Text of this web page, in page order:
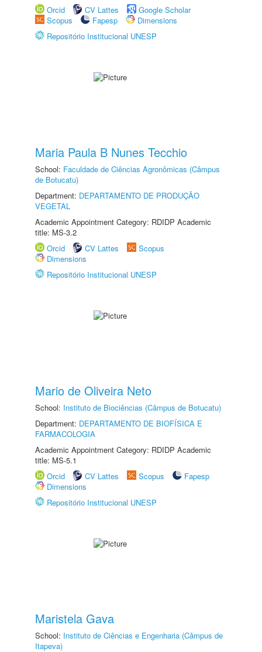
Orcid CV Lattes
Google Scholar
Scopus
Fapesp
Dimensions
Repositório Institucional UNESP
Maria Paula B Nunes Tecchio
School: Faculdade de Ciências Agronômicas (Câmpus
de Botucatu)
Department: DEPARTAMENTO DE PRODUÇÃO
VEGETAL
Academic Appointment Category: RDIDP Academic
title: MS-3.2
Orcid
CV Lattes
Scopus
Dimensions
Repositório Institucional UNESP
Mario de Oliveira Neto
School: Instituto de Biociências (Câmpus de Botucatu)
Department: DEPARTAMENTO DE BIOFÍSICA E
FARMACOLOGIA
Academic Appointment Category: RDIDP Academic
title: MS-5.1
Orcid
CV Lattes Scopus
Fapesp
Dimensions
Repositório Institucional UNESP
Maristela Gava
School: Instituto de Ciências e Engenharia (Câmpus de
Itapeva)